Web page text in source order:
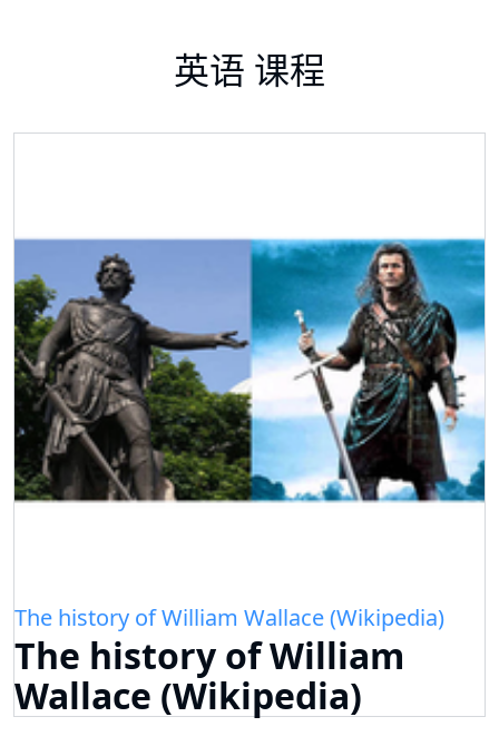
英语 课程
The history of William Wallace (Wikipedia)
The history of William
Wallace (Wikipedia)